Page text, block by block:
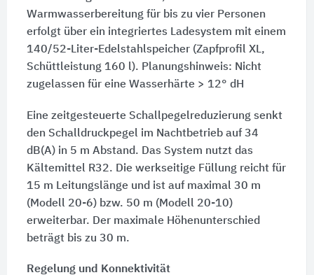
Warmwasserbereitung für bis zu vier Personen
erfolgt über ein integriertes Ladesystem mit einem
140/52-Liter-Edelstahlspeicher (Zapfprofil XL,
Schüttleistung 160 l). Planungshinweis: Nicht
zugelassen für eine Wasserhärte > 12° dH
Eine zeitgesteuerte Schallpegelreduzierung senkt
den Schalldruckpegel im Nachtbetrieb auf 34
dB(A) in 5 m Abstand. Das System nutzt das
Kältemittel R32. Die werkseitige Füllung reicht für
15 m Leitungslänge und ist auf maximal 30 m
(Modell 20-6) bzw. 50 m (Modell 20-10)
erweiterbar. Der maximale Höhenunterschied
beträgt bis zu 30 m.
Regelung und Konnektivität